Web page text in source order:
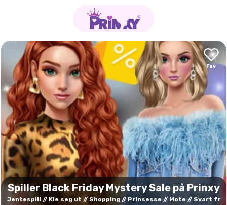
Spiller Black Friday Mystery Sale på Prinxy
Jentespill Kle seg ut Shopping Prinsesse Mote
Svart fr